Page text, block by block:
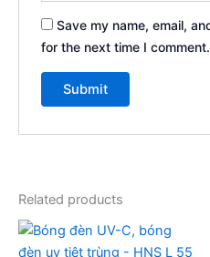
Save my name, email,
for the next time I comment.
Related products